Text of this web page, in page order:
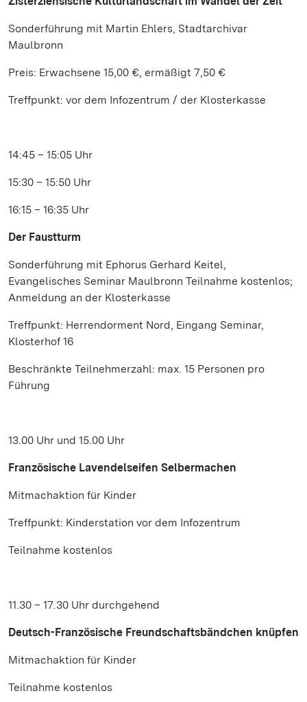
Sonderführung mit Martin Ehlers, Stadtarchivar
Maulbronn
Preis: Erwachsene 15,00 €, ermäßigt 7,50 €
Treffpunkt: vor dem Infozentrum / der Klosterkasse
14:45 – 15:05 Uhr
15:30 – 15:50 Uhr
16:15 – 16:35 Uhr
Der Faustturm
Sonderführung mit Ephorus Gerhard Keitel,
Evangelisches Seminar Maulbronn Teilnahme kostenlos;
Anmeldung an der Klosterkasse
Treffpunkt: Herrendorment Nord, Eingang Seminar,
Klosterhof 16
Beschränkte Teilnehmerzahl: max. 15 Personen pro
Führung
13.00 Uhr und 15.00 Uhr
Französische Lavendelseifen Selbermachen
Mitmachaktion für Kinder
Treffpunkt: Kinderstation vor dem Infozentrum
Teilnahme kostenlos
11.30 – 17.30 Uhr durchgehend
Deutsch-Französische Freundschaftsbändchen knüpfen
Mitmachaktion für Kinder
Teilnahme kostenlos